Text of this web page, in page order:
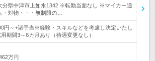
分県中津市上如水1342 ※転勤当面なし ※マイカー通
・対物・・・無制限の…
円～+諸手当※経験・スキルなどを考慮し決定いたし
期間3～6カ月あり（待遇変更なし）
万円